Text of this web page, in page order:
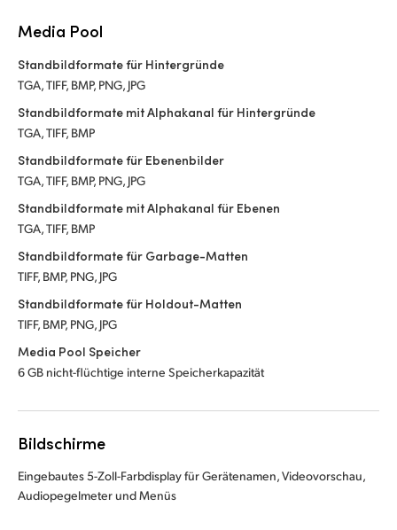
Media Pool
Standbildformate für Hintergründe
TGA, TIFF, BMP, PNG, JPG
Standbildformate mit Alphakanal für Hintergründe
TGA, TIFF, BMP
Standbildformate für Ebenenbilder
TGA, TIFF, BMP, PNG, JPG
Standbildformate mit Alphakanal für Ebenen
TGA, TIFF, BMP
Standbildformate für Garbage-Matten
TIFF, BMP, PNG, JPG
Standbildformate für Holdout-Matten
TIFF, BMP, PNG, JPG
Media Pool Speicher
6 GB nicht-flüchtige interne Speicherkapazität
Bildschirme
Eingebautes 5-Zoll-Farbdisplay für Gerätenamen, Videovorschau,
Audiopegelmeter und Menüs